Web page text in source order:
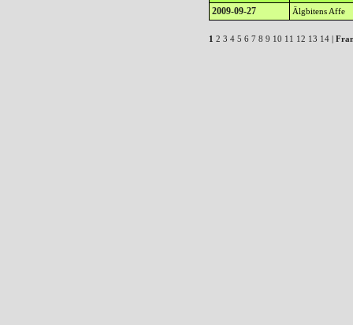
2009-09-27 Älgbitens Affe
1 2 3 4 5 6 7 8 9 10 11 12 13 14